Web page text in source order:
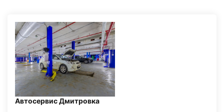
Автосервис Дмитровка